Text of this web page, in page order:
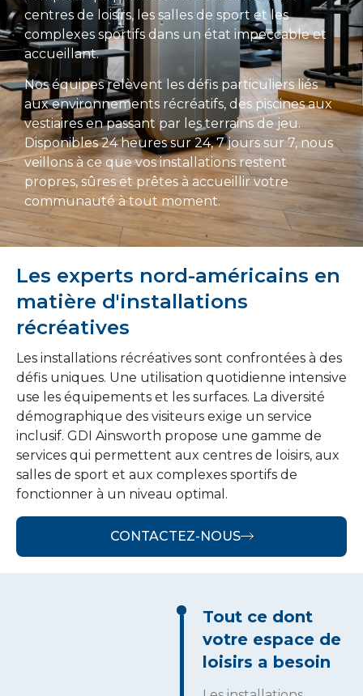
centres de loisirs, les salles de sport et les
complexes sportifs dans un état impeccable et
accueillant.
Nos équipes relèvent les défis particuliers liés
aux environnements récréatifs, des piscines aux
vestiaires en passant par les terrains de jeu.
Disponibles 24 heures sur 24, 7 jours sur 7, nous
veillons à ce que vos installations restent
propres, sûres et prêtes à accueillir votre
communauté à tout moment.
Les experts nord-américains en
matière d'installations
récréatives
Les installations récréatives sont confrontées à des
défis uniques. Une utilisation quotidienne intensive
use les équipements et les surfaces. La diversité
démographique des visiteurs exige un service
inclusif. GDI Ainsworth propose une gamme de
services qui permettent aux centres de loisirs, aux
salles de sport et aux complexes sportifs de
fonctionner à un niveau optimal.
CONTACTEZ-NOUS
Tout ce dont
votre espace de
loisirs a besoin